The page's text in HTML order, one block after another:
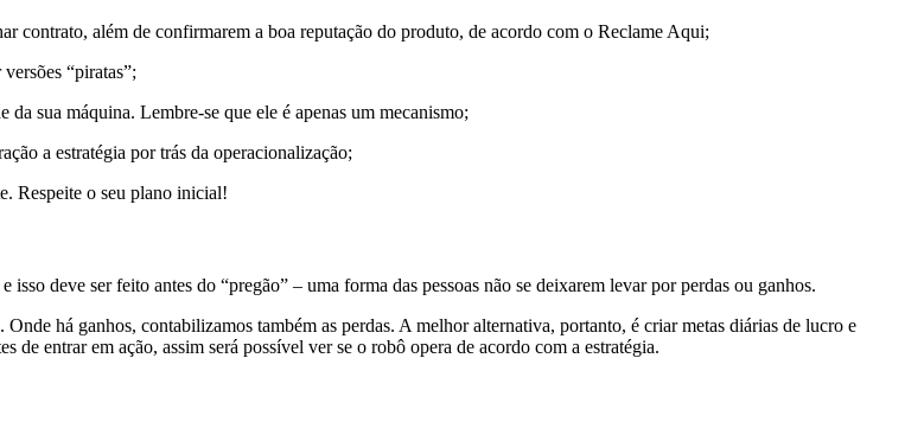
contrato, além de confirmarem a boa reputação do produto, de acordo com o Reclame Aqui;
“piratas”;
sua máquina. Lembre-se que ele é apenas um mecanismo;
a estratégia por trás da operacionalização;
Respeite o seu plano inicial!
deve ser feito antes do “pregão” – uma forma das pessoas não se deixarem levar por perdas ou ganhos.
há ganhos, contabilizamos também as perdas. A melhor alternativa, portanto, é criar metas diárias de lucro e
entrar em ação, assim será possível ver se o robô opera de acordo com a estratégia.